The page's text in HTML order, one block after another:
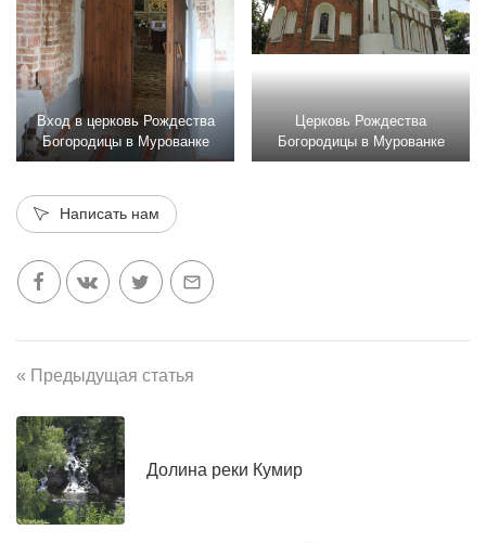
Вход в церковь Рождества
Богородицы в Мурованке
Церковь Рождества
Богородицы в Мурованке
Написать нам
« Предыдущая статья
Долина реки Кумир